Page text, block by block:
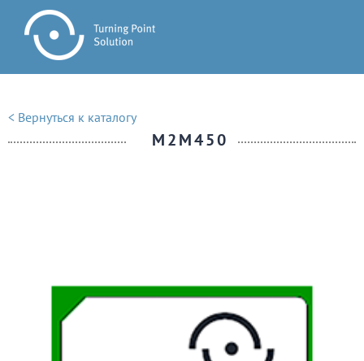
< Вернуться к каталогу
M2M450